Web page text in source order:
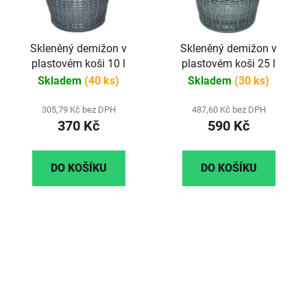
Skleněný demižon v
plastovém koši 10 l
Skladem (40 ks)
305,79 Kč bez DPH
370 Kč
DO KOŠÍKU
Skleněný demižon v
plastovém koši 25 l
Skladem (30 ks)
487,60 Kč bez DPH
590 Kč
DO KOŠÍKU